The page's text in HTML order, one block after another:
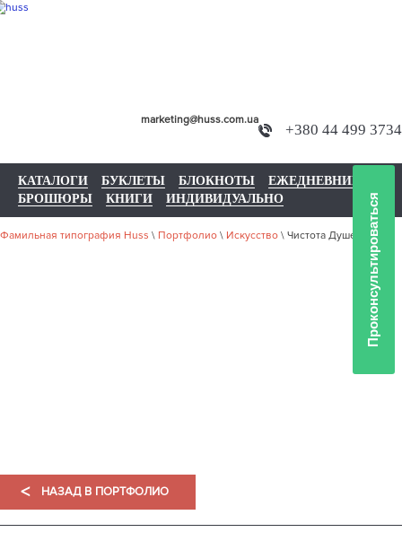
+380 44 499 3734
marketing@huss.com.ua
КАТАЛОГИ БУКЛЕТЫ БЛОКНОТЫ
ЕЖЕДНЕВНИКИ
БРОШЮРЫ
КНИГИ ИНДИВИДУАЛЬНО
Фамильная типография Huss \ Портфолио \ Искусство \ Чистота Душевная
< НАЗАД В ПОРТФОЛИО
Проконсультироваться